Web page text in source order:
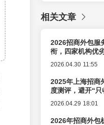
相关文章
2026招商外包服
衔，四家机构优
2026.04.30 11:55
2025年上海招商
度测评，避开“
2026.04.29 18:01
2026年招商外包